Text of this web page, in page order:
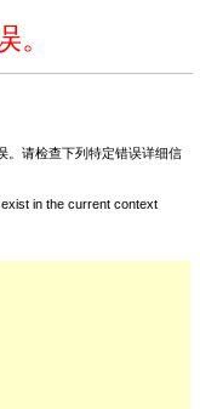
。
。请检查下列特定错误详细信
in the current context